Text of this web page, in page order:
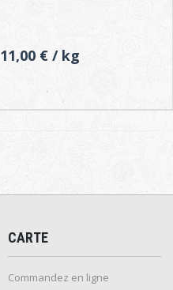
11,00 € / kg
CARTE
Commandez en ligne